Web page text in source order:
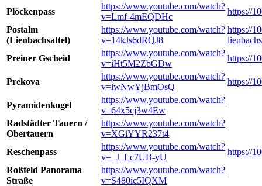
Plöckenpass
https://www.youtube.com/watch?
v=Lmf-4mEQDHc
https://
Postalm
(Lienbachsattel)
https://www.youtube.com/watch?
v=14kJs6dRQJ8
https://
Preiner Gscheid
https://www.youtube.com/watch?
v=iHt5M2ZbGDw
https://
Prekova
https://www.youtube.com/watch?
v=lwNwYjBmOsQ
https://
Pyramidenkogel
https://www.youtube.com/watch?
v=64x5cj3w4Ew
Radstädter Tauern /
Obertauern
https://www.youtube.com/watch?
v=XGiYYR237t4
Reschenpass
https://www.youtube.com/watch?
v=_J_Lc7UB-yU
https://
Roßfeld Panorama
Straße
https://www.youtube.com/watch?
v=S480ic5IQXM